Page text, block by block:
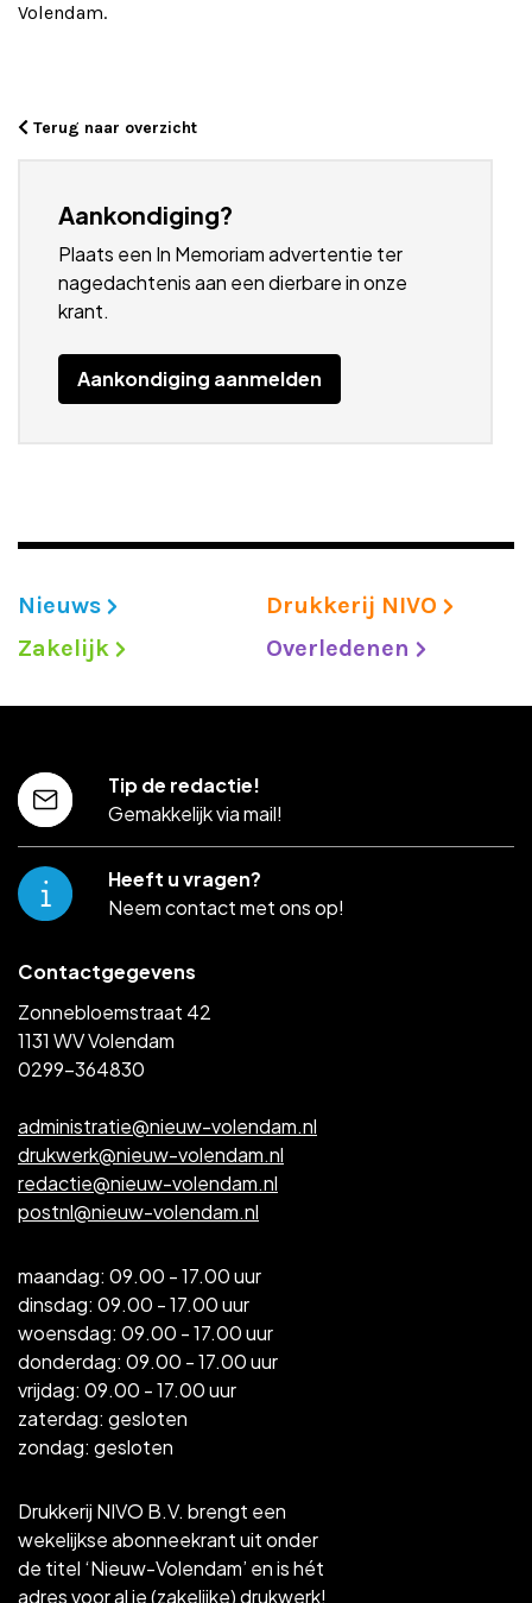
Volendam.
Terug naar overzicht
Aankondiging?
Plaats een In Memoriam advertentie ter
nagedachtenis aan een dierbare in onze
krant.
Aankondiging aanmelden
Nieuws
Drukkerij NIVO
Zakelijk
Overledenen
Drukkerij NIVO B.V. brengt een
wekelijkse abonneekrant uit onder
de titel ‘Nieuw-Volendam’ en is hét
adres voor al je (zakelijke) drukwerk!
Contactgegevens
Zonnebloemstraat 42
1131 WV Volendam
0299-364830
administratie@nieuw-volendam.nl
drukwerk@nieuw-volendam.nl
redactie@nieuw-volendam.nl
postnl@nieuw-volendam.nl
maandag: 09.00 - 17.00 uur
dinsdag: 09.00 - 17.00 uur
woensdag: 09.00 - 17.00 uur
donderdag: 09.00 - 17.00 uur
vrijdag: 09.00 - 17.00 uur
zaterdag: gesloten
zondag: gesloten
Tip de redactie!
Gemakkelijk via mail!
Heeft u vragen?
Neem contact met ons op!